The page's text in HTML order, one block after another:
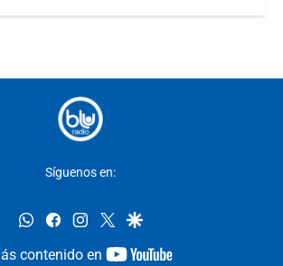
Síguenos en:
whatsappfacebookinstagram
twittergoogle
contenido en
youtube-